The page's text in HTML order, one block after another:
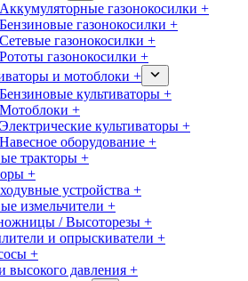
Аккумуляторные газонокосилки +
Бензиновые газонокосилки +
Сетевые газонокосилки +
Рототы газонокосилки +
и мотоблоки +
Бензиновые культиваторы +
Мотоблоки +
Электрические культиваторы +
Навесное оборудование +
тракторы +
+
устройства +
измельчители +
/ Высоторезы +
и опрыскиватели +
+
высокого давления +